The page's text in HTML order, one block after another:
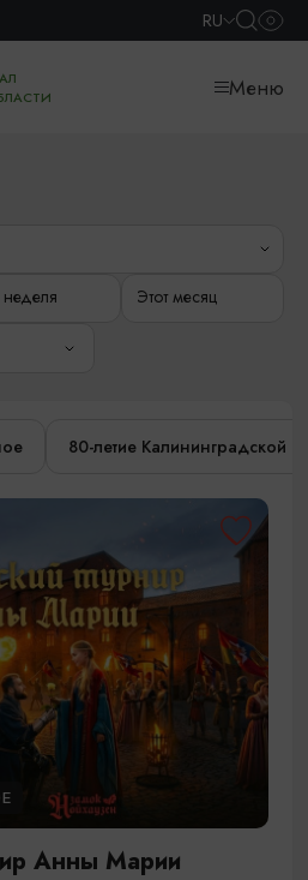
RU
Меню
неделя Этот месяц
80-летие Калининградской
Анны Марии